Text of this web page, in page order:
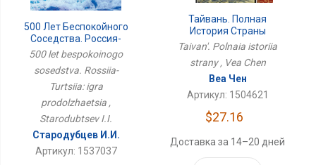
500 Лет Беспокойного
Соседства. Россия-
Турция: Игра
Продолжается
500 let bespokoinogo
sosedstva. Rossiia-
Turtsiia: igra
prodolzhaetsia ,
Starodubtsev I.I.
Стародубцев И.И.
Артикул: 1537037
Тайвань. Полная
История Страны
Taivan'. Polnaia istoriia
strany , Vea Chen
Веа Чен
Артикул: 1504621
$27.16
Доставка за 14–20 дней